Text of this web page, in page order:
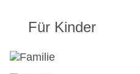
Für Kinder